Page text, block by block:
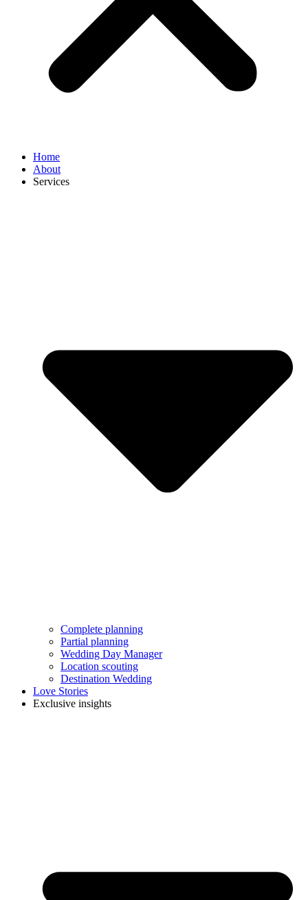
Home
About
Services
Complete planning
Partial planning
Wedding Day Manager
Location scouting
Destination Wedding
Love Stories
Exclusive insights